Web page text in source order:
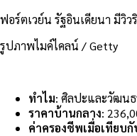
ฟอร์ตเวย์น รัฐอินเดียนา มีวิ
รูปภาพไมค์ไคลน์ / Getty
ทำไม: ศิลปะและวัฒนธ
ราคาบ้านกลาง:
ค่าครองชีพเมื่อเทียบกั